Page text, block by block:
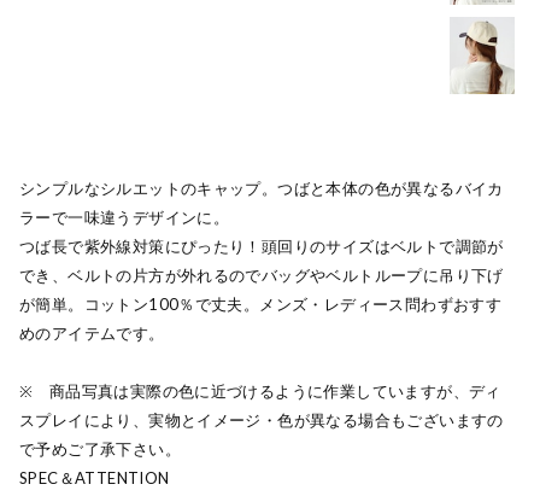
シンプルなシルエットのキャップ。つばと本体の色が異なるバイカ
ラーで一味違うデザインに。
つば長で紫外線対策にぴったり！頭回りのサイズはベルトで調節が
でき、ベルトの片方が外れるのでバッグやベルトループに吊り下げ
が簡単。コットン100％で丈夫。メンズ・レディース問わずおすす
めのアイテムです。
※ 商品写真は実際の色に近づけるように作業していますが、ディ
スプレイにより、実物とイメージ・色が異なる場合もございますの
で予めご了承下さい。
SPEC＆ATTENTION